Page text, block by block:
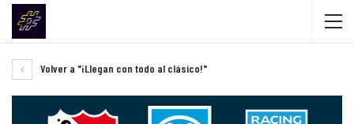
Volver a "¡Llegan con todo al clásico!"